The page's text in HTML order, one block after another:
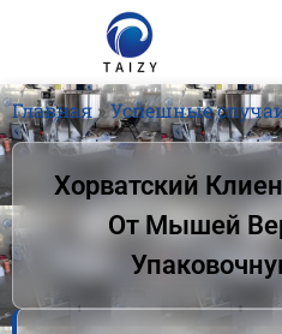
Главная»Успешные
Хорватский
От Мышей